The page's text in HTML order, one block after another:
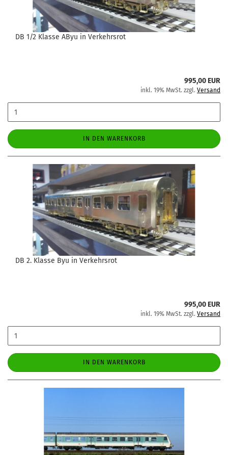
DB 1/2 Klasse AByu in Verkehrsrot
995,00 EUR
inkl. 19% MwSt. zzgl. Versand
IN DEN WARENKORB
DB 2. Klasse Byu in Verkehrsrot
995,00 EUR
inkl. 19% MwSt. zzgl. Versand
IN DEN WARENKORB